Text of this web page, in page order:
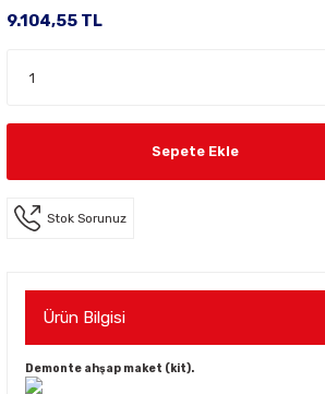
9.104,55 TL
Sepete Ekle
Stok Sorunuz
Ürün Bilgisi
Demonte ahşap maket (kit).